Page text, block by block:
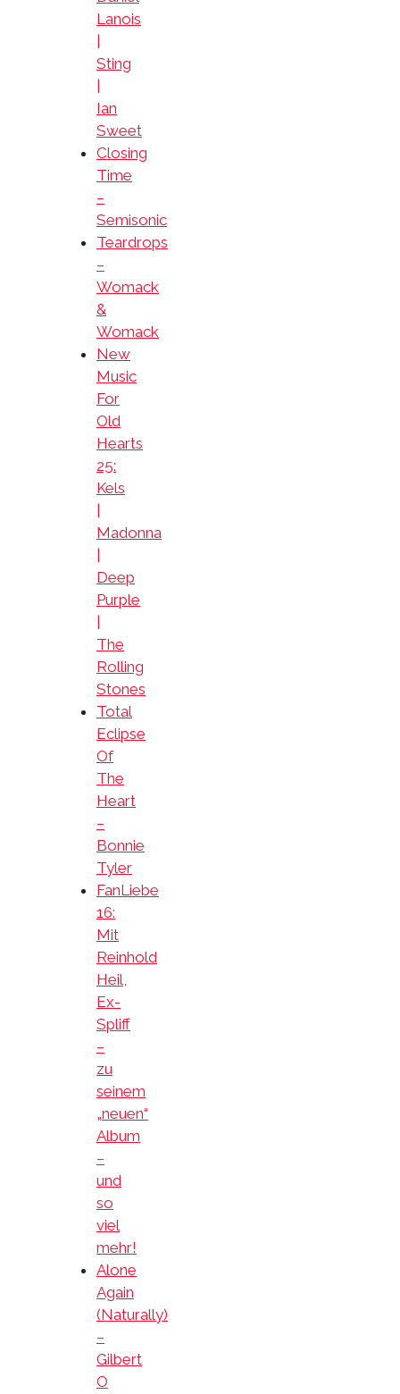
Lanois
Sting
Ian
Sweet
Closing
Time
–
Semisonic
Teardrops
–
Womack
&
Womack
New
Music
For
Old
Hearts
25:
Kels
Madonna
Deep
Purple
The
Rolling
Stones
Total
Eclipse
Of
The
Heart
–
Bonnie
Tyler
FanLiebe
16:
Mit
Reinhold
Heil,
Ex-
Spliff
–
zu
seinem
„neuen“
Album
–
und
so
viel
mehr!
Alone
Again
(Naturally)
–
Gilbert
O